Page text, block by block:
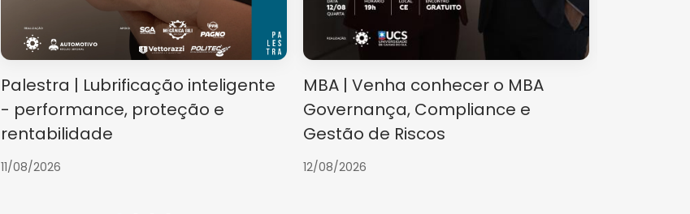
Palestra | Lubrificação inteligente
- performance, proteção e
rentabilidade
11/08/2026
MBA | Venha conhecer o MBA
Governança, Compliance e
Gestão de Riscos
12/08/2026